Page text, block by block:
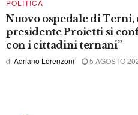
POLITICA
Nuovo ospedale di Terni,
presidente Proietti si
con i cittadini ternani”
di Adriano Lorenzoni 5 AGOSTO